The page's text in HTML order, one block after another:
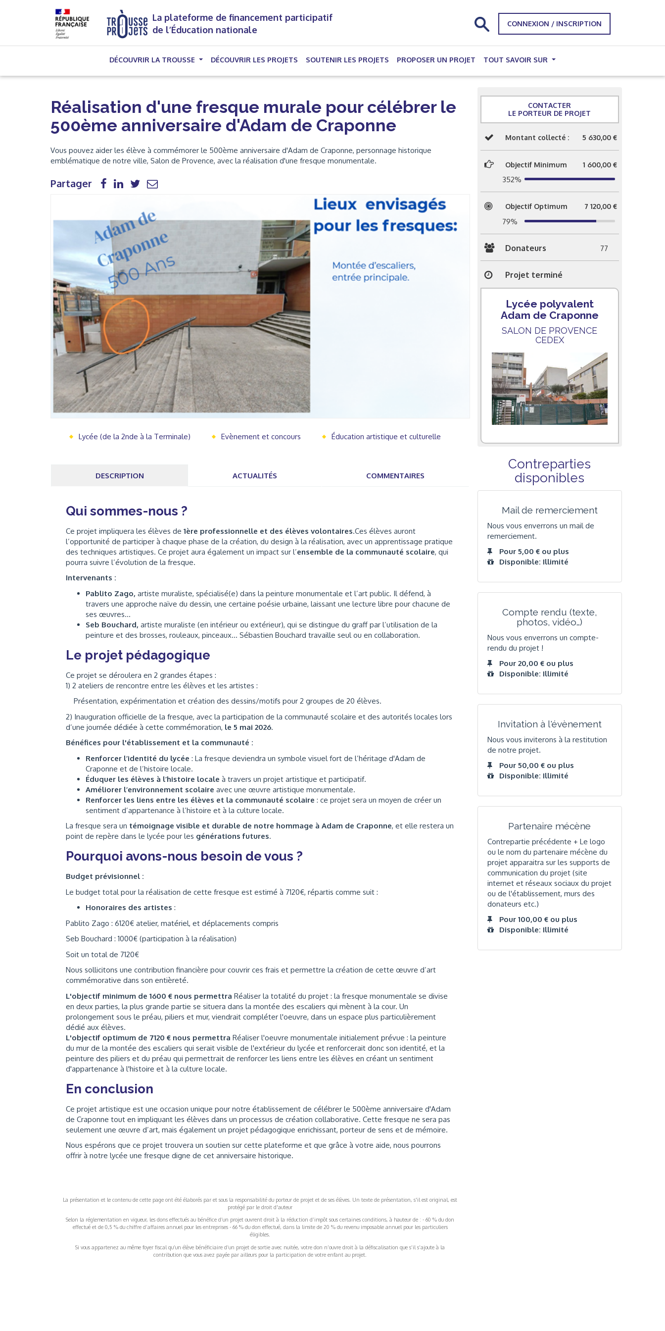
La plateforme de financement participatif
de l’Éducation nationale
CONNEXION / INSCRIPTION
DÉCOUVRIR LA TROUSSE DÉCOUVRIR LES PROJETS (CURRENT)
SOUTENIR LES PROJETS PROPOSER UN PROJET TOUT SAVOIR SUR
Réalisation d'une fresque murale pour célébrer le
500ème anniversaire d'Adam de Craponne
Vous pouvez aider les élève à commémorer le 500ème anniversaire d'Adam de Craponne, personnage historique
emblématique de notre ville, Salon de Provence, avec la réalisation d'une fresque monumentale.
Partager
Lycée (de la 2nde à la Terminale) Evènement et concours Éducation artistique et culturelle
DESCRIPTION ACTUALITÉS COMMENTAIRES
Qui sommes-nous ?
Ce projet impliquera les élèves de 1ère professionnelle et des élèves volontaires.Ces élèves auront
l’opportunité de participer à chaque phase de la création, du design à la réalisation, avec un apprentissage pratique
des techniques artistiques. Ce projet aura également un impact sur l’ensemble de la communauté scolaire, qui
pourra suivre l’évolution de la fresque.
Intervenants :
Pablito Zago, artiste muraliste, spécialisé(e) dans la peinture monumentale et l’art public. Il défend, à
travers une approche naïve du dessin, une certaine poésie urbaine, laissant une lecture libre pour chacune de
ses œuvres…
Seb Bouchard, artiste muraliste (en intérieur ou extérieur), qui se distingue du graff par l’utilisation de la
peinture et des brosses, rouleaux, pinceaux… Sébastien Bouchard travaille seul ou en collaboration.
Le projet pédagogique
Ce projet se déroulera en 2 grandes étapes :
1) 2 ateliers de rencontre entre les élèves et les artistes :
Présentation, expérimentation et création des dessins/motifs pour 2 groupes de 20 élèves.
2) Inauguration officielle de la fresque, avec la participation de la communauté scolaire et des autorités locales lors
d’une journée dédiée à cette commémoration, le 5 mai 2026.
Bénéfices pour l'établissement et la communauté :
Renforcer l’identité du lycée : La fresque deviendra un symbole visuel fort de l’héritage d'Adam de
Craponne et de l’histoire locale.
Éduquer les élèves à l’histoire locale à travers un projet artistique et participatif.
Améliorer l’environnement scolaire avec une œuvre artistique monumentale.
Renforcer les liens entre les élèves et la communauté scolaire : ce projet sera un moyen de créer un
sentiment d’appartenance à l’histoire et à la culture locale.
La fresque sera un témoignage visible et durable de notre hommage à Adam de Craponne, et elle restera un
point de repère dans le lycée pour les générations futures.
Pourquoi avons-nous besoin de vous ?
Budget prévisionnel :
Le budget total pour la réalisation de cette fresque est estimé à 7120€, répartis comme suit :
Honoraires des artistes :
Pablito Zago : 6120€ atelier, matériel, et déplacements compris
Seb Bouchard : 1000€ (participation à la réalisation)
Soit un total de 7120€
Nous sollicitons une contribution financière pour couvrir ces frais et permettre la création de cette œuvre d’art
commémorative dans son entièreté.
L'objectif minimum de 1600 € nous permettra Réaliser la totalité du projet : la fresque monumentale se divise
en deux parties, la plus grande partie se situera dans la montée des escaliers qui mènent à la cour. Un
prolongement sous le préau, piliers et mur, viendrait compléter l'oeuvre, dans un espace plus particulièrement
dédié aux élèves.
L'objectif optimum de 7120 € nous permettra Réaliser l'oeuvre monumentale initialement prévue : la peinture
du mur de la montée des escaliers qui serait visible de l'extérieur du lycée et renforcerait donc son identité, et la
peinture des piliers et du préau qui permettrait de renforcer les liens entre les élèves en créant un sentiment
d'appartenance à l'histoire et à la culture locale.
En conclusion
Ce projet artistique est une occasion unique pour notre établissement de célébrer le 500ème anniversaire d'Adam
de Craponne tout en impliquant les élèves dans un processus de création collaborative. Cette fresque ne sera pas
seulement une œuvre d’art, mais également un projet pédagogique enrichissant, porteur de sens et de mémoire.
Nous espérons que ce projet trouvera un soutien sur cette plateforme et que grâce à votre aide, nous pourrons
offrir à notre lycée une fresque digne de cet anniversaire historique.
La présentation et le contenu de cette page ont été élaborés par et sous la responsabilité du porteur de projet et de ses élèves. Un texte de présentation, s'il est original, est
protégé par le droit d'auteur
Selon la réglementation en vigueur, les dons effectués au bénéfice d’un projet ouvrent droit à la réduction d’impôt sous certaines conditions, à hauteur de : - 60 % du don
effectué et de 0,5 % du chiffre d’affaires annuel pour les entreprises - 66 % du don effectué, dans la limite de 20 % du revenu imposable annuel pour les particuliers
éligibles.
Si vous appartenez au même foyer fiscal qu’un élève bénéficiaire d’un projet de sortie avec nuitée, votre don n’ouvre droit à la défiscalisation que s’il s’ajoute à la
contribution que vous avez payée par ailleurs pour la participation de votre enfant au projet.
CONTACTER
LE PORTEUR DE PROJET
Montant collecté : 5 630,00 €
Objectif Minimum 1 600,00 €
352%
Objectif Optimum 7 120,00 €
79%
Donateurs 77
Projet terminé
Lycée polyvalent
Adam de Craponne
SALON DE PROVENCE
CEDEX
Contreparties
disponibles
Mail de remerciement
Nous vous enverrons un mail de
remerciement.
Pour 5,00 € ou plus
Disponible: Illimité
Compte rendu (texte,
photos, vidéo…)
Nous vous enverrons un compte-
rendu du projet !
Pour 20,00 € ou plus
Disponible: Illimité
Invitation à l'évènement
Nous vous inviterons à la restitution
de notre projet.
Pour 50,00 € ou plus
Disponible: Illimité
Partenaire mécène
Contrepartie précédente + Le logo
ou le nom du partenaire mécène du
projet apparaitra sur les supports de
communication du projet (site
internet et réseaux sociaux du projet
ou de l'établissement, murs des
donateurs etc.)
Pour 100,00 € ou plus
Disponible: Illimité